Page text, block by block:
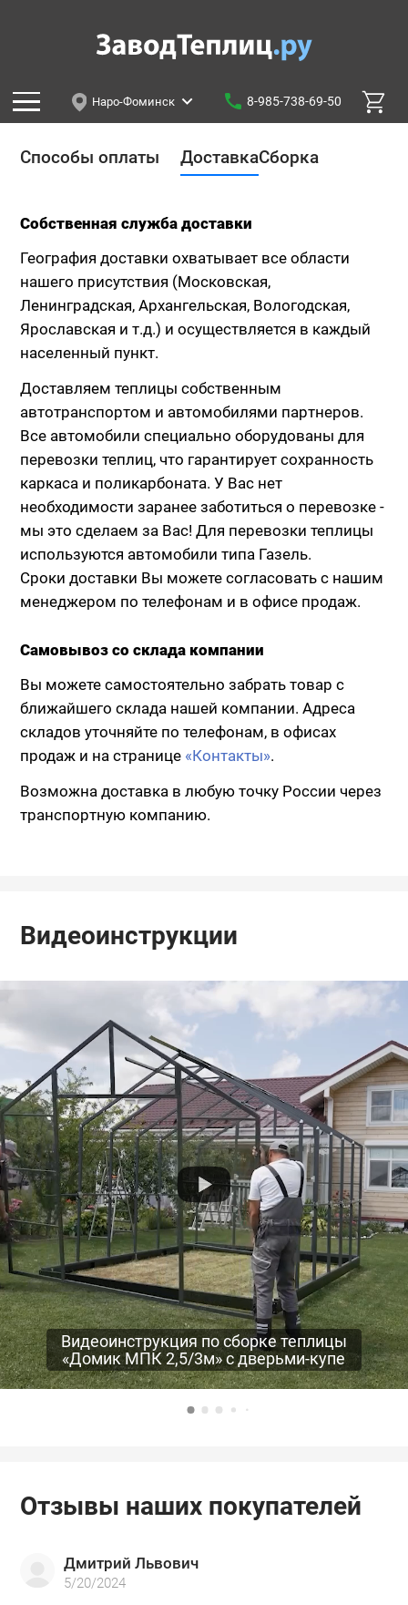
Наро-Фоминск 8-985-738-69-50
Способы оплаты ДоставкаСборка
Собственная служба доставки
География доставки охватывает все области
нашего присутствия (Московская,
Ленинградская, Архангельская, Вологодская,
Ярославская и т.д.) и осуществляется в каждый
населенный пункт.
Доставляем теплицы собственным
автотранспортом и автомобилями партнеров.
Все автомобили специально оборудованы для
перевозки теплиц, что гарантирует сохранность
каркаса и поликарбоната. У Вас нет
необходимости заранее заботиться о перевозке -
мы это сделаем за Вас! Для перевозки теплицы
используются автомобили типа Газель.
Сроки доставки Вы можете согласовать с нашим
менеджером по телефонам и в офисе продаж.
Самовывоз со склада компании
Вы можете самостоятельно забрать товар с
ближайшего склада нашей компании. Адреса
складов уточняйте по телефонам, в офисах
продаж и на странице «Контакты».
Возможна доставка в любую точку России через
транспортную компанию.
Видеоинструкции
Видеоинструкция по сборке теплицы
«Домик МПК 2,5/3м» с дверьми-купе
Отзывы наших покупателей
Дмитрий Львович
5/20/2024